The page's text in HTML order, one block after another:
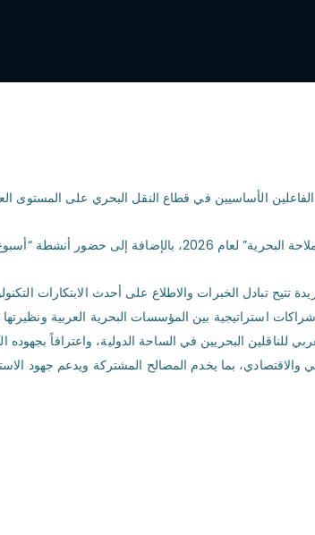
الأساسيين في قطاع النقل البحري على المستوى
تأتي هذه الدعوة للمشاركة بصفة رسمية في فعاليات “اليوم